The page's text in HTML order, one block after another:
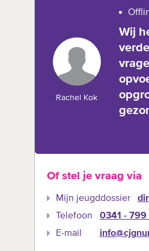
Rachel Kok
Wij
Of stel je vraag via
Mijn jeugddossier
Telefoon
0341 - 799
E-mail